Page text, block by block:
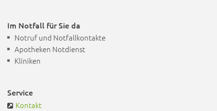
Im Notfall für Sie da
Notruf und Notfallkontakte
Apotheken Notdienst
Kliniken
Service
Kontakt